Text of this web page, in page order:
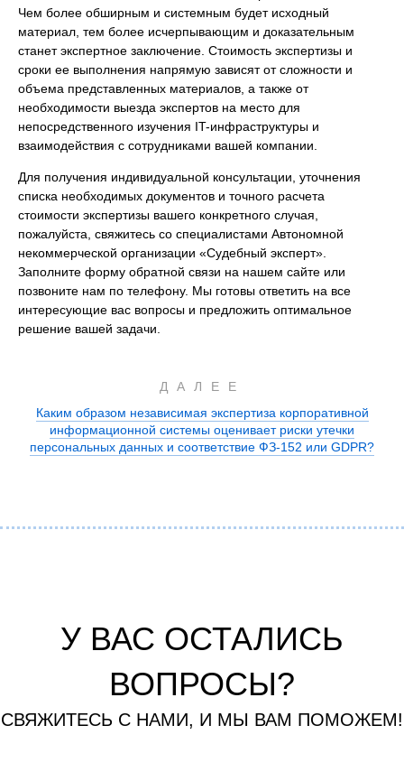
Чем более обширным и системным будет исходный
материал, тем более исчерпывающим и доказательным
станет экспертное заключение. Стоимость экспертизы и
сроки ее выполнения напрямую зависят от сложности и
объема представленных материалов, а также от
необходимости выезда экспертов на место для
непосредственного изучения IT-инфраструктуры и
взаимодействия с сотрудниками вашей компании.
Для получения индивидуальной консультации, уточнения
списка необходимых документов и точного расчета
стоимости экспертизы вашего конкретного случая,
пожалуйста, свяжитесь со специалистами Автономной
некоммерческой организации «Судебный эксперт».
Заполните форму обратной связи на нашем сайте или
позвоните нам по телефону. Мы готовы ответить на все
интересующие вас вопросы и предложить оптимальное
решение вашей задачи.
ДАЛЕЕ
Каким образом независимая экспертиза корпоративной
информационной системы оценивает риски утечки
персональных данных и соответствие ФЗ-152 или GDPR?
У ВАС ОСТАЛИСЬ
ВОПРОСЫ?
СВЯЖИТЕСЬ С НАМИ, И МЫ ВАМ ПОМОЖЕМ!